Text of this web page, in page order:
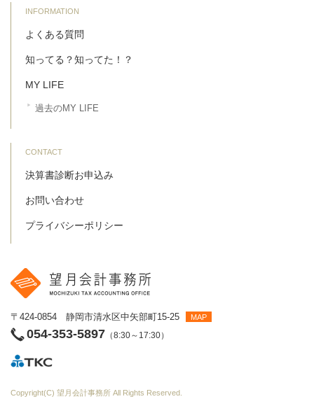
INFORMATION
よくある質問
知ってる？知ってた！？
MY LIFE
過去のMY LIFE
CONTACT
決算書診断お申込み
お問い合わせ
プライバシーポリシー
〒424-0854 静岡市清水区中矢部町15-25 MAP
054-353-5897 （8:30～17:30）
Copyright(C) 望月会計事務所 All Rights Reserved.